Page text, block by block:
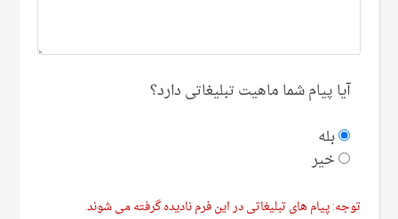
آیا پیام شما ماهیت تبلیغاتی دارد؟
بله
خیر
توجه: پیام های تبلیغاتی در این فرم نادیده گرفته می شوند.